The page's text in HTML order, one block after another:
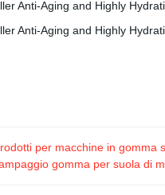
per macchine in
gomma per suola di